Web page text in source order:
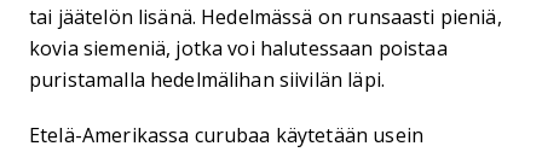
tai jäätelön lisänä. Hedelmässä on runsaasti pieniä,
kovia siemeniä, jotka voi halutessaan poistaa
puristamalla hedelmälihan siivilän läpi.
Etelä-Amerikassa curubaa käytetään usein